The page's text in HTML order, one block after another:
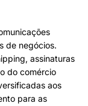
de negócios.
assinaturas
do comércio
aos
para as